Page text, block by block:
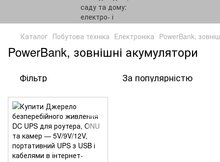
Каталог Побутова техніка Електроніка PowerBank,
PowerBank, зовнішні акумулятори
Фільтр За популярністю